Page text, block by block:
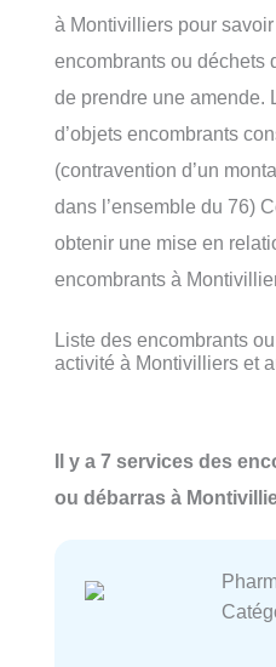
à Montivilliers pour
encombrants ou déchets
de prendre une amende.
d’objets encombrants
(contravention d’un
dans l’ensemble du 76)
obtenir une mise en
encombrants à
Liste des encombrants
activité à Montivilliers et
Il y a 7 services des
ou débarras à